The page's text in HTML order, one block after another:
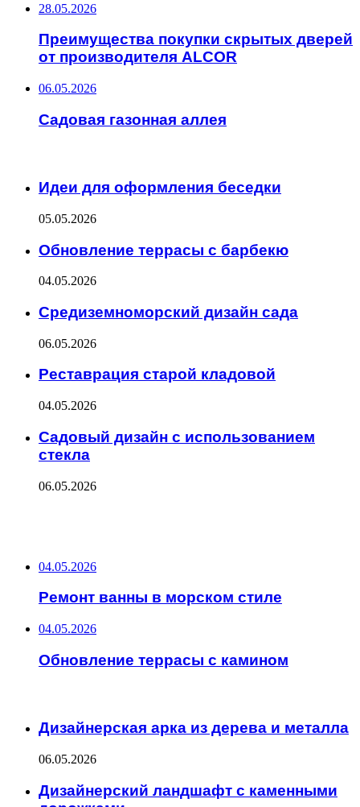
28.05.2026
Преимущества покупки скрытых дверей
от производителя ALCOR
06.05.2026
Садовая газонная аллея
Идеи для оформления беседки
05.05.2026
Обновление террасы с барбекю
04.05.2026
Средиземноморский дизайн сада
06.05.2026
Реставрация старой кладовой
04.05.2026
Садовый дизайн с использованием
стекла
06.05.2026
04.05.2026
Ремонт ванны в морском стиле
04.05.2026
Обновление террасы с камином
Дизайнерская арка из дерева и металла
06.05.2026
Дизайнерский ландшафт с каменными